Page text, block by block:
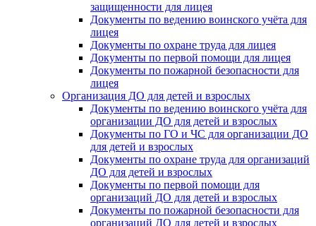
защищенности для лицея
Документы по ведению воинского учёта для
лицея
Документы по охране труда для лицея
Документы по первой помощи для лицея
Документы по пожарной безопасности для
лицея
Организация ДО для детей и взрослых
Документы по ведению воинского учёта для
организации ДО для детей и взрослых
Документы по ГО и ЧС для организации ДО
для детей и взрослых
Документы по охране труда для организаций
ДО для детей и взрослых
Документы по первой помощи для
организаций ДО для детей и взрослых
Документы по пожарной безопасности для
организаций ДО для детей и взрослых